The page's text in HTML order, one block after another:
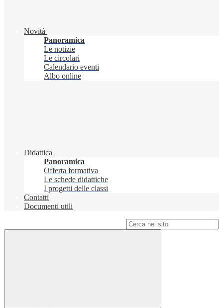
Novità
Panoramica
Le notizie
Le circolari
Calendario eventi
Albo online
Didattica
Panoramica
Offerta formativa
Le schede didattiche
I progetti delle classi
Contatti
Documenti utili